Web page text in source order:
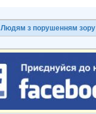
Людям з порушенням зору